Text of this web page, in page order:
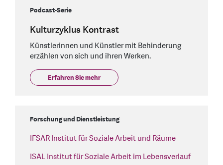
Podcast-Serie
Kulturzyklus Kontrast
Künstlerinnen und Künstler mit Behinderung
erzählen von sich und ihren Werken.
Erfahren Sie mehr
Forschung und Dienstleistung
IFSAR Institut für Soziale Arbeit und Räume
ISAL Institut für Soziale Arbeit im Lebensverlauf